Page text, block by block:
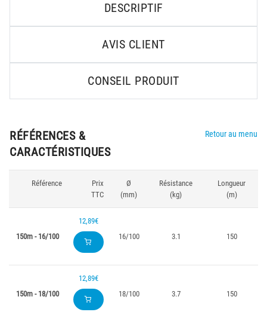
DESCRIPTIF
AVIS CLIENT
CONSEIL PRODUIT
RÉFÉRENCES &
CARACTÉRISTIQUES
Retour au menu
Référence
Prix
TTC
Ø
(mm)
Résistance
(kg)
Longueur
(m)
150m - 16/100
12,89€
16/100
3.1 150
150m - 18/100
12,89€
18/100
3.7 150